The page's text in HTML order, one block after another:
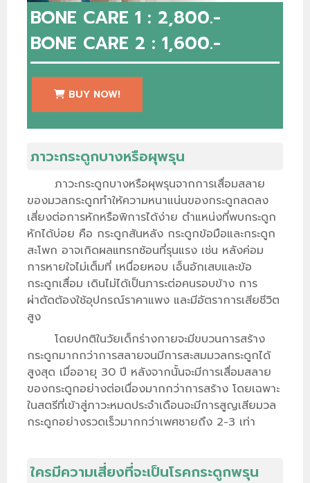
BONE CARE 1 : 2,800.-
BONE CARE 2 : 1,600.-
BUY NOW!
ภาวะกระดูกบางหรือผุพรุน
ภาวะกระดูกบางหรือผุพรุนจากการเสื่อมสลาย
ของมวลกระดูกทำให้ความหนาแน่นของกระดูกลดลง
เสี่ยงต่อการหักหรือพิการได้ง่าย ตำแหน่งที่พบกระดูก
หักได้บ่อย คือ กระดูกสันหลัง กระดูกข้อมือและกระดูก
สะโพก อาจเกิดผลแทรกซ้อนที่รุนแรง เช่น หลังค่อม
การหายใจไม่เต็มที่ เหนื่อยหอบ เอ็นอักเสบและข้อ
กระดูกเสื่อม เดินไม่ได้เป็นภาระต่อคนรอบข้าง การ
ผ่าตัดต้องใช้อุปกรณ์ราคาแพง และมีอัตราการเสียชีวิต
สูง
โดยปกติในวัยเด็กร่างกายจะมีขบวนการสร้าง
กระดูกมากกว่าการสลายจนมีการสะสมมวลกระดูกได้
สูงสุด เมื่ออายุ 30 ปี หลังจากนั้นจะมีการเสื่อมสลาย
ของกระดูกอย่างต่อเนื่องมากกว่าการสร้าง โดยเฉพาะ
ในสตรีที่เข้าสู่ภาวะหมดประจำเดือนจะมีการสูญเสียมวล
กระดูกอย่างรวดเร็วมากกว่าเพศชายถึง 2-3 เท่า
ใครมีความเสี่ยงที่จะเป็นโรคกระดูกพรุน